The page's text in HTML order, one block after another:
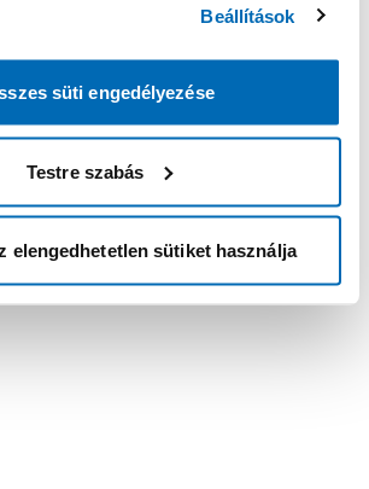
Beállítások
süti engedélyezése
Testre szabás
elengedhetetlen sütiket használja